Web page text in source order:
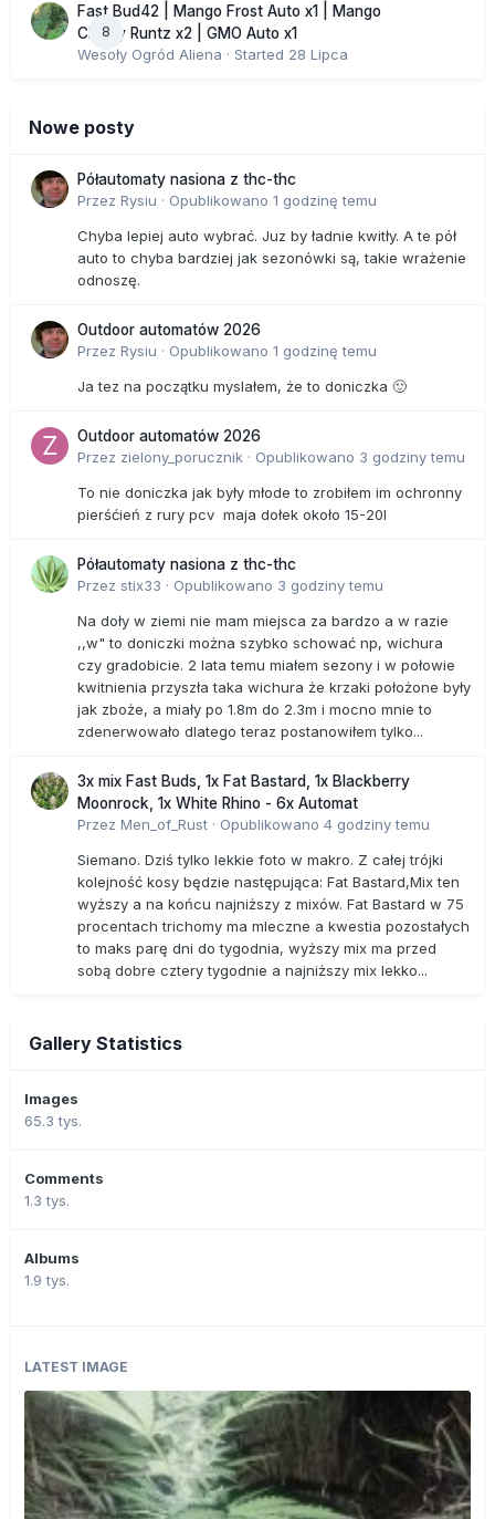
8
Fast Bud42 | Mango Frost Auto x1 | Mango
Cherry Runtz x2 | GMO Auto x1
Wesoły Ogród Aliena · Started 28 Lipca
Nowe posty
Półautomaty nasiona z thc-thc
Przez Rysiu · Opublikowano 1 godzinę temu
Chyba lepiej auto wybrać. Juz by ładnie kwitły. A te pół
auto to chyba bardziej jak sezonówki są, takie wrażenie
odnoszę.
Outdoor automatów 2026
Przez Rysiu · Opublikowano 1 godzinę temu
Ja tez na początku myslałem, że to doniczka 🙂
Outdoor automatów 2026
Przez zielony_porucznik · Opublikowano 3 godziny temu
To nie doniczka jak były młode to zrobiłem im ochronny
pierśćień z rury pcv maja dołek około 15-20l
Półautomaty nasiona z thc-thc
Przez stix33 · Opublikowano 3 godziny temu
Na doły w ziemi nie mam miejsca za bardzo a w razie
,,w" to doniczki można szybko schować np, wichura
czy gradobicie. 2 lata temu miałem sezony i w połowie
kwitnienia przyszła taka wichura że krzaki położone były
jak zboże, a miały po 1.8m do 2.3m i mocno mnie to
zdenerwowało dlatego teraz postanowiłem tylko...
3x mix Fast Buds, 1x Fat Bastard, 1x Blackberry
Moonrock, 1x White Rhino - 6x Automat
Przez Men_of_Rust · Opublikowano 4 godziny temu
Siemano. Dziś tylko lekkie foto w makro. Z całej trójki
kolejność kosy będzie następująca: Fat Bastard,Mix ten
wyższy a na końcu najniższy z mixów. Fat Bastard w 75
procentach trichomy ma mleczne a kwestia pozostałych
to maks parę dni do tygodnia, wyższy mix ma przed
sobą dobre cztery tygodnie a najniższy mix lekko...
Gallery Statistics
Images
65.3 tys.
Comments
1.3 tys.
Albums
1.9 tys.
LATEST IMAGE